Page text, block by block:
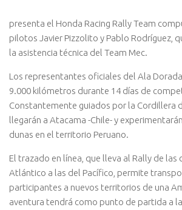
presenta el Honda Racing Rally Team
pilotos Javier Pizzolito y Pablo Rodríguez,
la asistencia técnica del Team Mec.
Los representantes oficiales del Ala
9.000 kilómetros durante 14 días de
Constantemente guiados por la Cordillera
llegarán a Atacama -Chile- y
dunas en el territorio Peruano.
El trazado en línea, que lleva al Rally de las
Atlántico a las del Pacífico, permite
participantes a nuevos territorios de una
aventura tendrá como punto de partida a